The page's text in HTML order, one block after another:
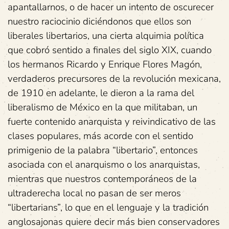
apantallarnos, o de hacer un intento de oscurecer
nuestro raciocinio diciéndonos que ellos son
liberales libertarios, una cierta alquimia política
que cobró sentido a finales del siglo XIX, cuando
los hermanos Ricardo y Enrique Flores Magón,
verdaderos precursores de la revolución mexicana,
de 1910 en adelante, le dieron a la rama del
liberalismo de México en la que militaban, un
fuerte contenido anarquista y reivindicativo de las
clases populares, más acorde con el sentido
primigenio de la palabra “libertario”, entonces
asociada con el anarquismo o los anarquistas,
mientras que nuestros contemporáneos de la
ultraderecha local no pasan de ser meros
“libertarians”, lo que en el lenguaje y la tradición
anglosajonas quiere decir más bien conservadores